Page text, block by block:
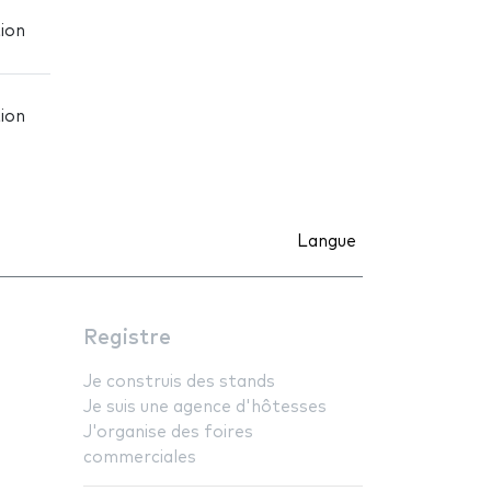
Langue
Registre
Je construis des stands
Je suis une agence d'hôtesses
J'organise des foires
commerciales